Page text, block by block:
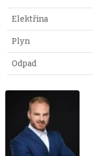
Elektřina
Plyn
Odpad